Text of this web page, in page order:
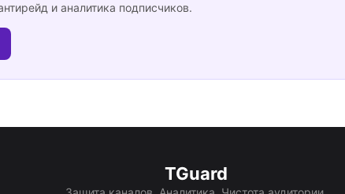
и аналитика подписчиков.
TGuard